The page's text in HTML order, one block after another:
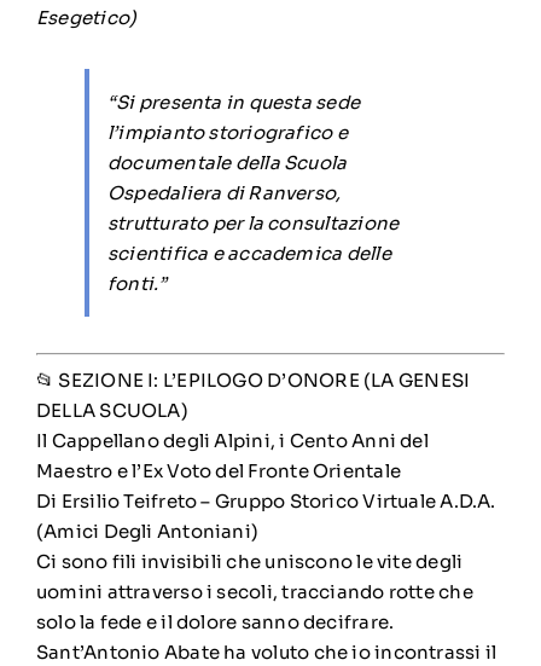
Esegetico)
“Si presenta in questa sede
l’impianto storiografico e
documentale della Scuola
Ospedaliera di Ranverso,
strutturato per la consultazione
scientifica e accademica delle
fonti.”
📂 SEZIONE I: L’EPILOGO D’ONORE (LA GENESI
DELLA SCUOLA)
Il Cappellano degli Alpini, i Cento Anni del
Maestro e l’Ex Voto del Fronte Orientale
Di Ersilio Teifreto – Gruppo Storico Virtuale A.D.A.
(Amici Degli Antoniani)
Ci sono fili invisibili che uniscono le vite degli
uomini attraverso i secoli, tracciando rotte che
solo la fede e il dolore sanno decifrare.
Sant’Antonio Abate ha voluto che io incontrassi il